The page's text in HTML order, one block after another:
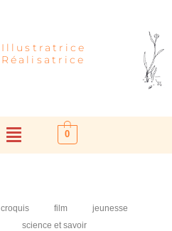
Illustratrice
Réalisatrice
0
croquis film
jeunesse
science et savoir